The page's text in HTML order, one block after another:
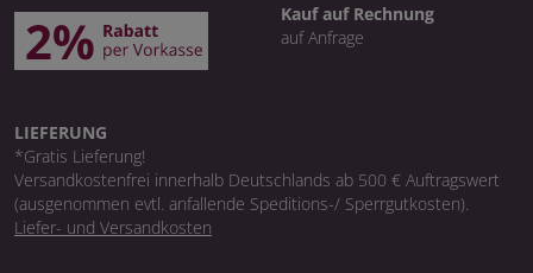
Kauf auf Rechnung
auf Anfrage
LIEFERUNG
*Gratis Lieferung!
Versandkostenfrei innerhalb Deutschlands ab 500 € Auftragswert
(ausgenommen evtl. anfallende Speditions-/ Sperrgutkosten).
Liefer- und Versandkosten